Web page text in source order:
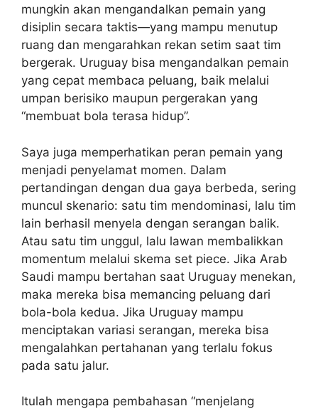
mungkin akan mengandalkan pemain yang
disiplin secara taktis—yang mampu menutup
ruang dan mengarahkan rekan setim saat tim
bergerak. Uruguay bisa mengandalkan pemain
yang cepat membaca peluang, baik melalui
umpan berisiko maupun pergerakan yang
“membuat bola terasa hidup”.
Saya juga memperhatikan peran pemain yang
menjadi penyelamat momen. Dalam
pertandingan dengan dua gaya berbeda, sering
muncul skenario: satu tim mendominasi, lalu tim
lain berhasil menyela dengan serangan balik.
Atau satu tim unggul, lalu lawan membalikkan
momentum melalui skema set piece. Jika Arab
Saudi mampu bertahan saat Uruguay menekan,
maka mereka bisa memancing peluang dari
bola-bola kedua. Jika Uruguay mampu
menciptakan variasi serangan, mereka bisa
mengalahkan pertahanan yang terlalu fokus
pada satu jalur.
Itulah mengapa pembahasan “menjelang